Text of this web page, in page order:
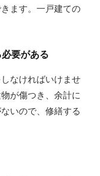
ます。一戸建ての
要がある
なければいけませ
が傷つき、余計に
いので、修繕する